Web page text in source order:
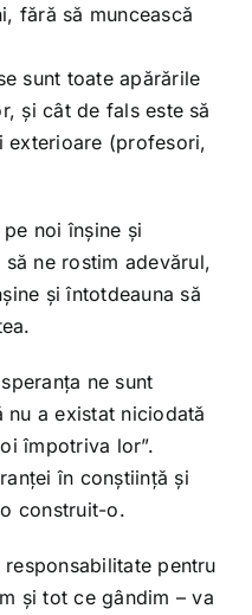
fără să muncească
sunt toate apărările
și cât de fals este să
exterioare (profesori,
noi înșine și
ne rostim adevărul,
și întotdeauna să
ne sunt
nu a existat niciodată
împotriva lor”.
în conștiință și
construit-o.
pentru
și tot ce gândim – va